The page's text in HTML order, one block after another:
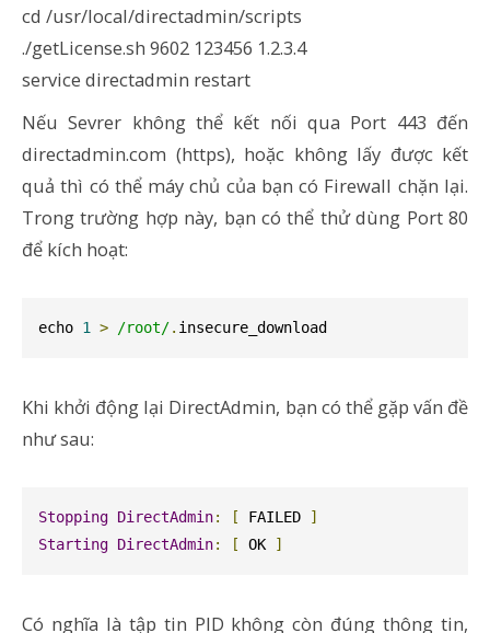
cd /usr/local/directadmin/scripts
./getLicense.sh 9602 123456 1.2.3.4
service directadmin restart
Nếu Sevrer không thể kết nối qua Port 443 đến
directadmin.com (https), hoặc không lấy được kết
quả thì có thể máy chủ của bạn có Firewall chặn lại.
Trong trường hợp này, bạn có thể thử dùng Port 80
để kích hoạt:
echo 1 > /root/. insecure_download
Khi khởi động lại DirectAdmin, bạn có thể gặp vấn đề
như sau:
Stopping DirectAdmin: [ FAILED
]
Starting DirectAdmin: [ OK ]
Có nghĩa là tập tin PID không còn đúng thông tin,